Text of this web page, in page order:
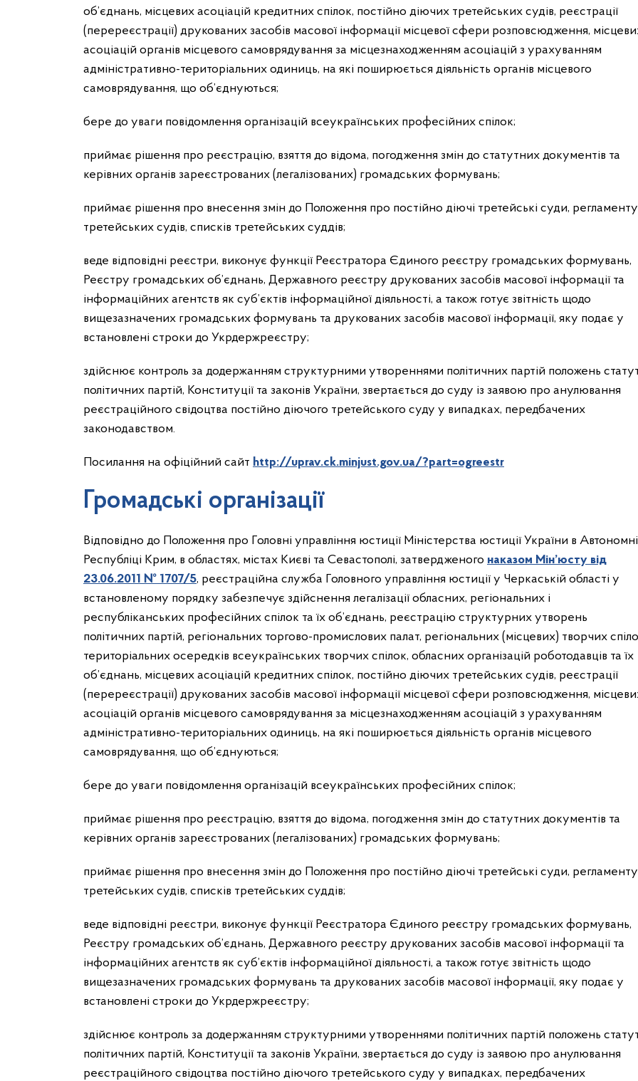
об’єднань, місцевих асоціацій кредитних спілок, постійно діючих третейських судів, реєстрації
(перереєстрації) друкованих засобів масової інформації місцевої сфери розповсюдження,
асоціацій органів місцевого самоврядування за місцезнаходженням асоціацій з урахуванням
адміністративно-територіальних одиниць, на які поширюється діяльність органів місцевого
самоврядування, що об’єднуються;
бере до уваги повідомлення організацій всеукраїнських професійних спілок;
приймає рішення про реєстрацію, взяття до відома, погодження змін до статутних документів та
керівних органів зареєстрованих (легалізованих) громадських формувань;
приймає рішення про внесення змін до Положення про постійно діючі третейські суди, регламенту
третейських судів, списків третейських суддів;
веде відповідні реєстри, виконує функції Реєстратора Єдиного реєстру громадських формувань,
Реєстру громадських об’єднань, Державного реєстру друкованих засобів масової інформації та
інформаційних агентств як суб’єктів інформаційної діяльності, а також готує звітність щодо
вищезазначених громадських формувань та друкованих засобів масової інформації, яку подає у
встановлені строки до Укрдержреєстру;
здійснює контроль за додержанням структурними утвореннями політичних партій положень
політичних партій, Конституції та законів України, звертається до суду із заявою про анулювання
реєстраційного свідоцтва постійно діючого третейського суду у випадках, передбачених
законодавством.
Посилання на офіційний сайт http://uprav.ck.minjust.gov.ua/?part=ogreestr
Громадські організації
Відповідно до Положення про Головні управління юстиції Міністерства юстиції України в
Республіці Крим, в областях, містах Києві та Севастополі, затвердженого наказом Мін’юсту від
23.06.2011 № 1707/5, реєстраційна служба Головного управління юстиції у Черкаській області у
встановленому порядку забезпечує здійснення легалізації обласних, регіональних і
республіканських професійних спілок та їх об’єднань, реєстрацію структурних утворень
політичних партій, регіональних торгово-промислових палат, регіональних (місцевих) творчих
територіальних осередків всеукраїнських творчих спілок, обласних організацій роботодавців та їх
об’єднань, місцевих асоціацій кредитних спілок, постійно діючих третейських судів, реєстрації
(перереєстрації) друкованих засобів масової інформації місцевої сфери розповсюдження,
асоціацій органів місцевого самоврядування за місцезнаходженням асоціацій з урахуванням
адміністративно-територіальних одиниць, на які поширюється діяльність органів місцевого
самоврядування, що об’єднуються;
бере до уваги повідомлення організацій всеукраїнських професійних спілок;
приймає рішення про реєстрацію, взяття до відома, погодження змін до статутних документів та
керівних органів зареєстрованих (легалізованих) громадських формувань;
приймає рішення про внесення змін до Положення про постійно діючі третейські суди, регламенту
третейських судів, списків третейських суддів;
веде відповідні реєстри, виконує функції Реєстратора Єдиного реєстру громадських формувань,
Реєстру громадських об’єднань, Державного реєстру друкованих засобів масової інформації та
інформаційних агентств як суб’єктів інформаційної діяльності, а також готує звітність щодо
вищезазначених громадських формувань та друкованих засобів масової інформації, яку подає у
встановлені строки до Укрдержреєстру;
здійснює контроль за додержанням структурними утвореннями політичних партій положень
політичних партій, Конституції та законів України, звертається до суду із заявою про анулювання
реєстраційного свідоцтва постійно діючого третейського суду у випадках, передбачених